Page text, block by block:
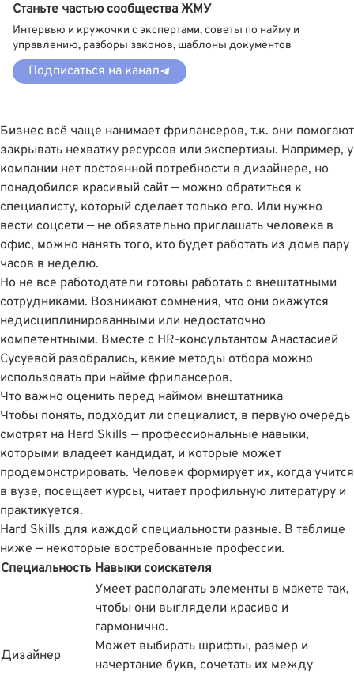
Бизнес всё чаще нанимает фрилансеров, т.к. они помогают
закрывать нехватку ресурсов или экспертизы. Например, у
компании нет постоянной потребности в дизайнере, но
понадобился красивый сайт — можно обратиться к
специалисту, который сделает только его. Или нужно
вести соцсети — не обязательно приглашать человека в
офис, можно нанять того, кто будет работать из дома пару
часов в неделю.
Но не все работодатели готовы работать с внештатными
сотрудниками. Возникают сомнения, что они окажутся
недисциплинированными или недостаточно
компетентными. Вместе с HR-консультантом Анастасией
Сусуевой разобрались, какие методы отбора можно
использовать при найме фрилансеров.
Что важно оценить перед наймом внештатника
Чтобы понять, подходит ли специалист, в первую очередь
смотрят на Hard Skills — профессиональные навыки,
которыми владеет кандидат, и которые может
продемонстрировать. Человек формирует их, когда учится
в вузе, посещает курсы, читает профильную литературу и
практикуется.
Hard Skills для каждой специальности разные. В таблице
ниже — некоторые востребованные профессии.
Специальность Навыки соискателя
Дизайнер
Умеет располагать элементы в макете так,
чтобы они выглядели красиво и
гармонично.
Может выбирать шрифты, размер и
начертание букв, сочетать их между
Станьте частью сообщества ЖМУ
Интервью и кружочки с экспертами, советы по найму и
управлению, разборы законов, шаблоны документов
Подписаться на канал